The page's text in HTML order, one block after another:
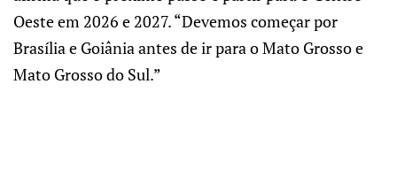
Oeste em 2026 e 2027. “Devemos começar por
Brasília e Goiânia antes de ir para o Mato Grosso e
Mato Grosso do Sul.”